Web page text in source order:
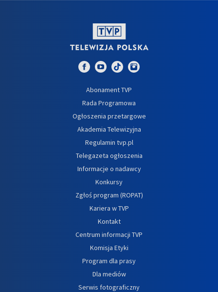
Abonament TVP
Rada Programowa
Ogłoszenia przetargowe
Akademia Telewizyjna
Regulamin tvp.pl
Telegazeta ogłoszenia
Informacje o nadawcy
Konkursy
Zgłoś program (ROPAT)
Kariera w TVP
Kontakt
Centrum informacji TVP
Komisja Etyki
Program dla prasy
Dla mediów
Serwis fotograficzny